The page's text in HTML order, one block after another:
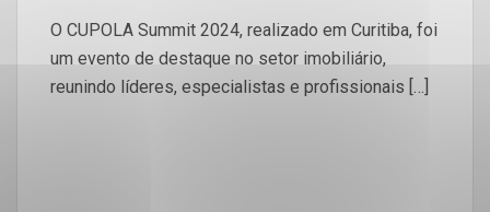
O CUPOLA Summit 2024, realizado em Curitiba, foi
um evento de destaque no setor imobiliário,
reunindo líderes, especialistas e profissionais […]